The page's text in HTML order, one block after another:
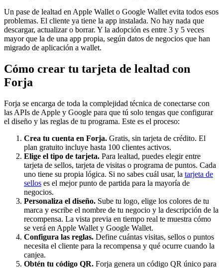
Un pase de lealtad en Apple Wallet o Google Wallet evita todos esos
problemas. El cliente ya tiene la app instalada. No hay nada que
descargar, actualizar o borrar. Y la adopción es entre 3 y 5 veces
mayor que la de una app propia, según datos de negocios que han
migrado de aplicación a wallet.
Cómo crear tu tarjeta de lealtad con
Forja
Forja se encarga de toda la complejidad técnica de conectarse con
las APIs de Apple y Google para que tú solo tengas que configurar
el diseño y las reglas de tu programa. Este es el proceso:
Crea tu cuenta en Forja. Gratis, sin tarjeta de crédito. El
plan gratuito incluye hasta 100 clientes activos.
Elige el tipo de tarjeta. Para lealtad, puedes elegir entre
tarjeta de sellos, tarjeta de visitas o programa de puntos. Cada
uno tiene su propia lógica. Si no sabes cuál usar, la tarjeta de
sellos es el mejor punto de partida para la mayoría de
negocios.
Personaliza el diseño. Sube tu logo, elige los colores de tu
marca y escribe el nombre de tu negocio y la descripción de la
recompensa. La vista previa en tiempo real te muestra cómo
se verá en Apple Wallet y Google Wallet.
Configura las reglas. Define cuántas visitas, sellos o puntos
necesita el cliente para la recompensa y qué ocurre cuando la
canjea.
Obtén tu código QR. Forja genera un código QR único para